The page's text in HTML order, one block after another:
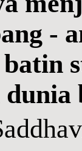
-
dunia